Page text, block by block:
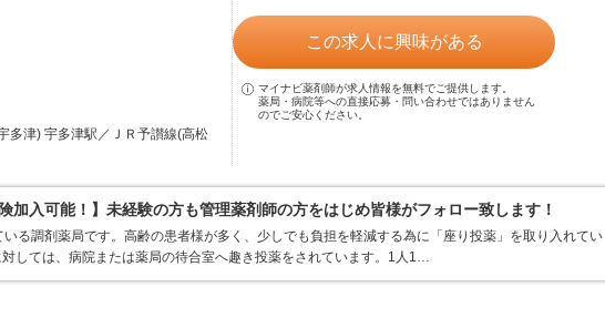
多津) 宇多津駅／ＪＲ予讃線(高松
この求人に興味がある
マイナビ薬剤師が求人情報を無料でご提供します。
薬局・病院等への直接応募・問い合わせではありません
のでご安心ください。
加入可能！】未経験の方も管理薬剤師の方をはじめ皆様がフォロー致します！
る調剤薬局です。高齢の患者様が多く、少しでも負担を軽減する為に「座り投薬」を取り入れてい
しては、病院または薬局の待合室へ趣き投薬をされています。1人1…